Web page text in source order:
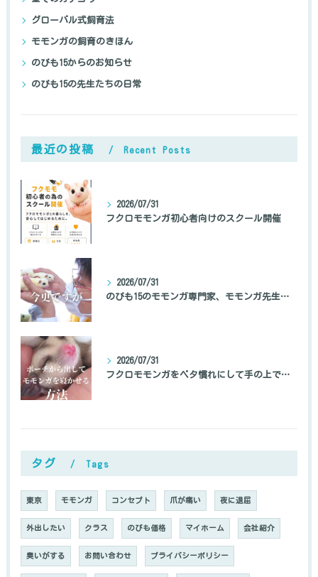
グローバル式飼育法
モモンガの飼育のきほん
のびも15からのお知らせ
のびも15の先生たちの日常
最近の投稿 Recent Posts
2026/07/31
フクロモモンガ初心者向けのスクール開催
2026/07/31
のびも15のモモンガ専門家、モモンガ先生の自己紹介
2026/07/31
フクロモモンガをベタ慣れにして手の上で寝かせる方法
タグ Tags
東京 モモンガ コンセプト 爪が痛い 夜に退屈
外出したい クラス のびも価格 マイホーム 会社紹介
臭いがする お問い合わせ プライバシーポリシー